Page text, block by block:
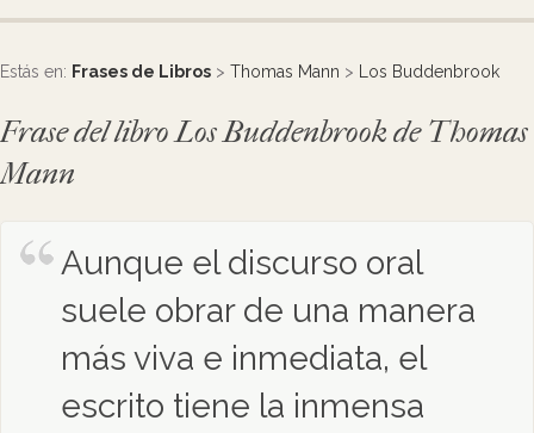
Estás en: Frases de Libros > Thomas Mann > Los Buddenbrook
Frase del libro Los Buddenbrook de Thomas
Mann
Aunque el discurso oral
suele obrar de una manera
más viva e inmediata, el
escrito tiene la inmensa